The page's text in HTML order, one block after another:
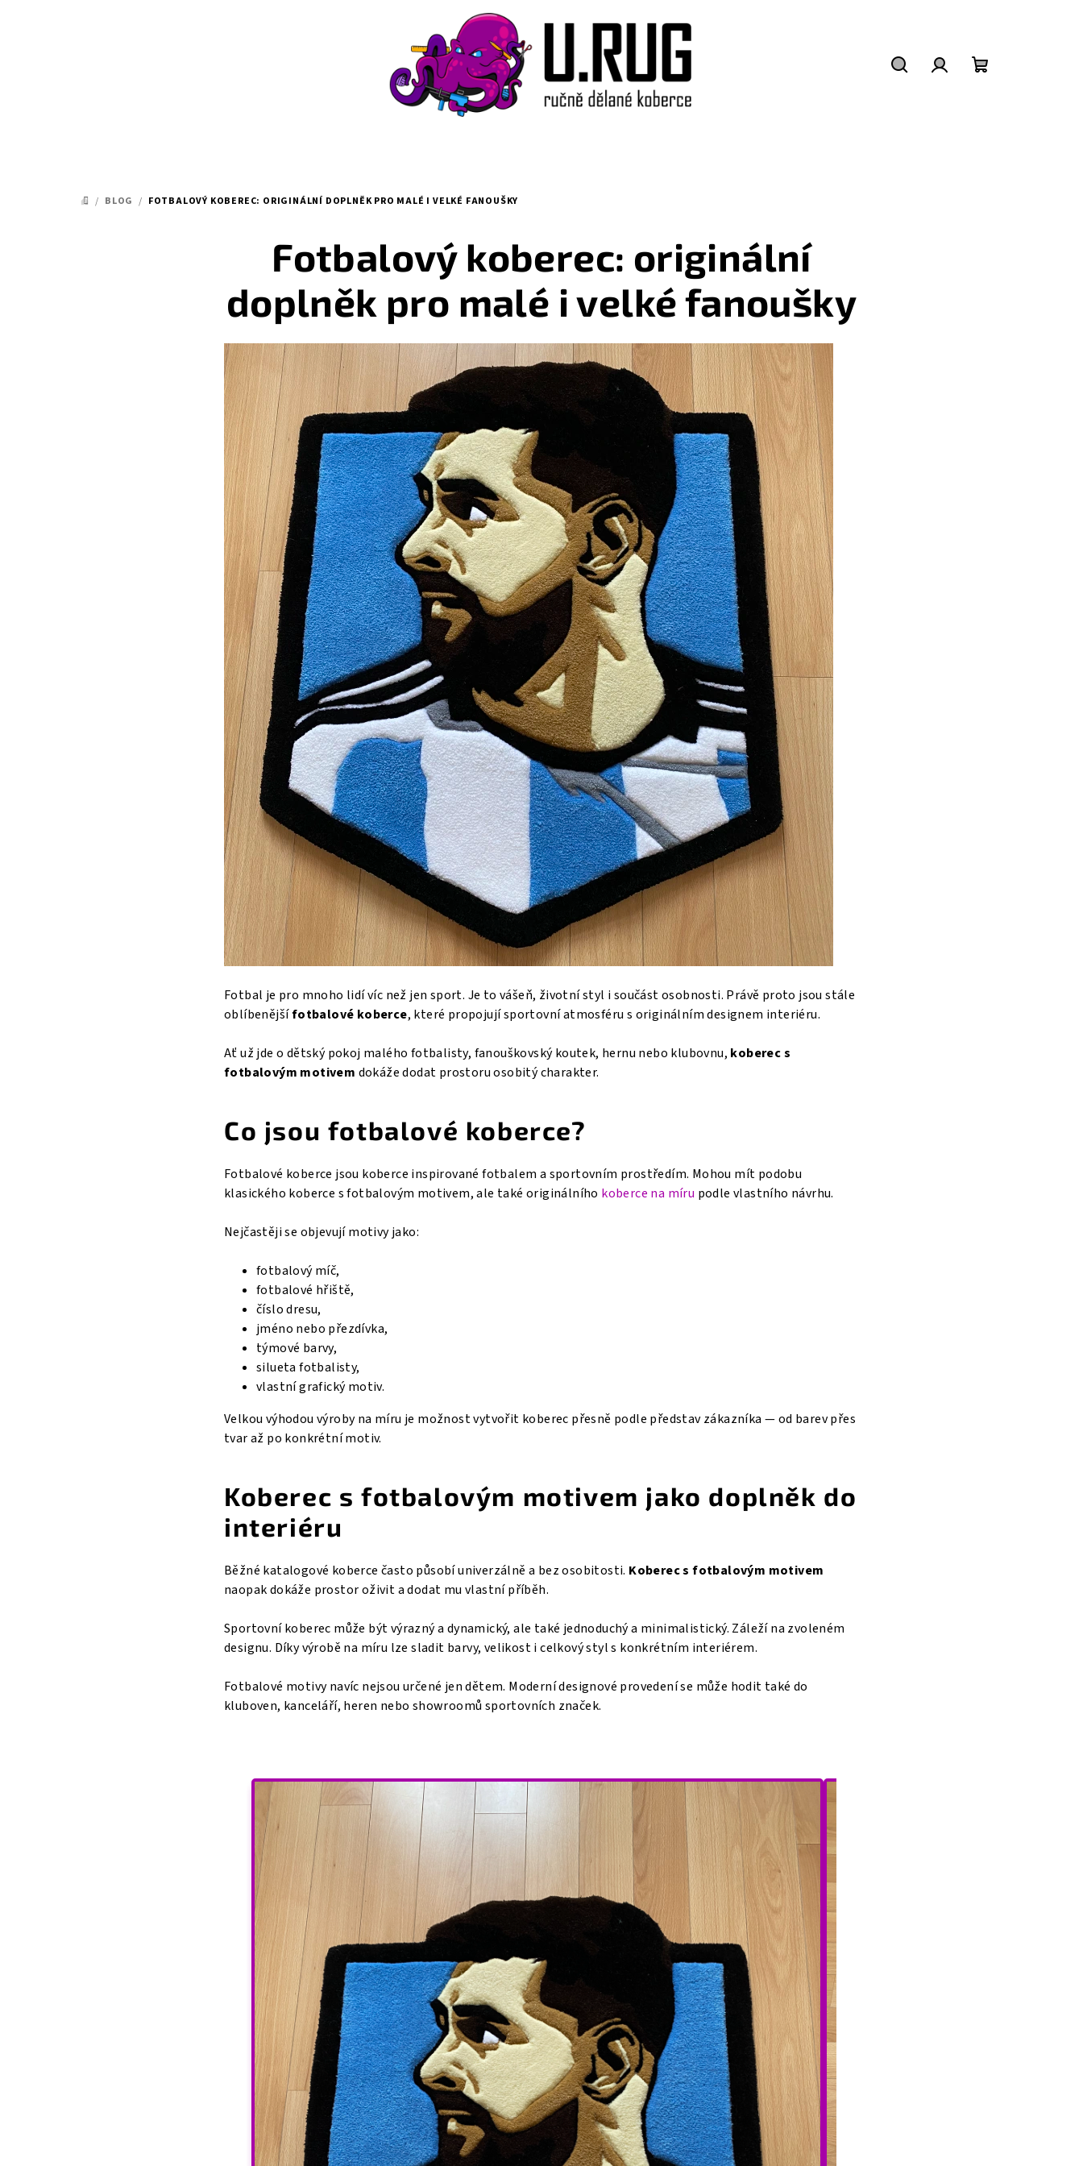
DOMŮ
/ BLOG / FOTBALOVÝ KOBEREC: ORIGINÁLNÍ DOPLNĚK PRO MALÉ I VELKÉ FANOUŠKY
Fotbalový koberec: originální
doplněk pro malé i velké fanoušky
Fotbal je pro mnoho lidí víc než jen sport. Je to vášeň, životní styl i součást osobnosti. Právě proto jsou stále
oblíbenějšífotbalové koberce, které propojují sportovní atmosféru s originálním designem interiéru.
Ať už jde o dětský pokoj malého fotbalisty, fanouškovský koutek, hernu nebo klubovnu, koberec s
fotbalovým motivem dokáže dodat prostoru osobitý charakter.
Co jsou fotbalové koberce?
Fotbalové koberce jsou koberce inspirované fotbalem a sportovním prostředím. Mohou mít podobu
klasického koberce s fotbalovým motivem, ale také originálního koberce na míru podle vlastního návrhu.
Nejčastěji se objevují motivy jako:
fotbalový míč,
fotbalové hřiště,
číslo dresu,
jméno nebo přezdívka,
týmové barvy,
silueta fotbalisty,
vlastní grafický motiv.
Velkou výhodou výroby na míru je možnost vytvořit koberec přesně podle představ zákazníka — od barev přes
tvar až po konkrétní motiv.
Koberec s fotbalovým motivem jako doplněk do
interiéru
Běžné katalogové koberce často působí univerzálně a bez osobitosti. Koberec s fotbalovým motivem
naopak dokáže prostor oživit a dodat mu vlastní příběh.
Sportovní koberec může být výrazný a dynamický, ale také jednoduchý a minimalistický. Záleží na zvoleném
designu. Díky výrobě na míru lze sladit barvy, velikost i celkový styl s konkrétním interiérem.
Fotbalové motivy navíc nejsou určené jen dětem. Moderní designové provedení se může hodit také do
kluboven, kanceláří, heren nebo showroomů sportovních značek.